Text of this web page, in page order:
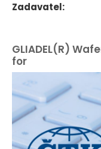
Zadavatel:
GLIADEL(R)
for